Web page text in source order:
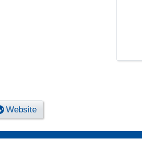
Website